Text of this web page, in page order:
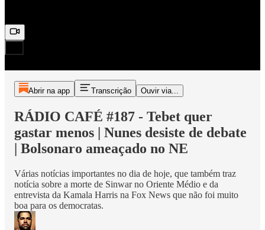
Abrir na app Transcrição Ouvir via...
RÁDIO CAFÉ #187 - Tebet quer
gastar menos | Nunes desiste de debate
| Bolsonaro ameaçado no NE
Várias notícias importantes no dia de hoje, que também traz
notícia sobre a morte de Sinwar no Oriente Médio e da
entrevista da Kamala Harris na Fox News que não foi muito
boa para os democratas.